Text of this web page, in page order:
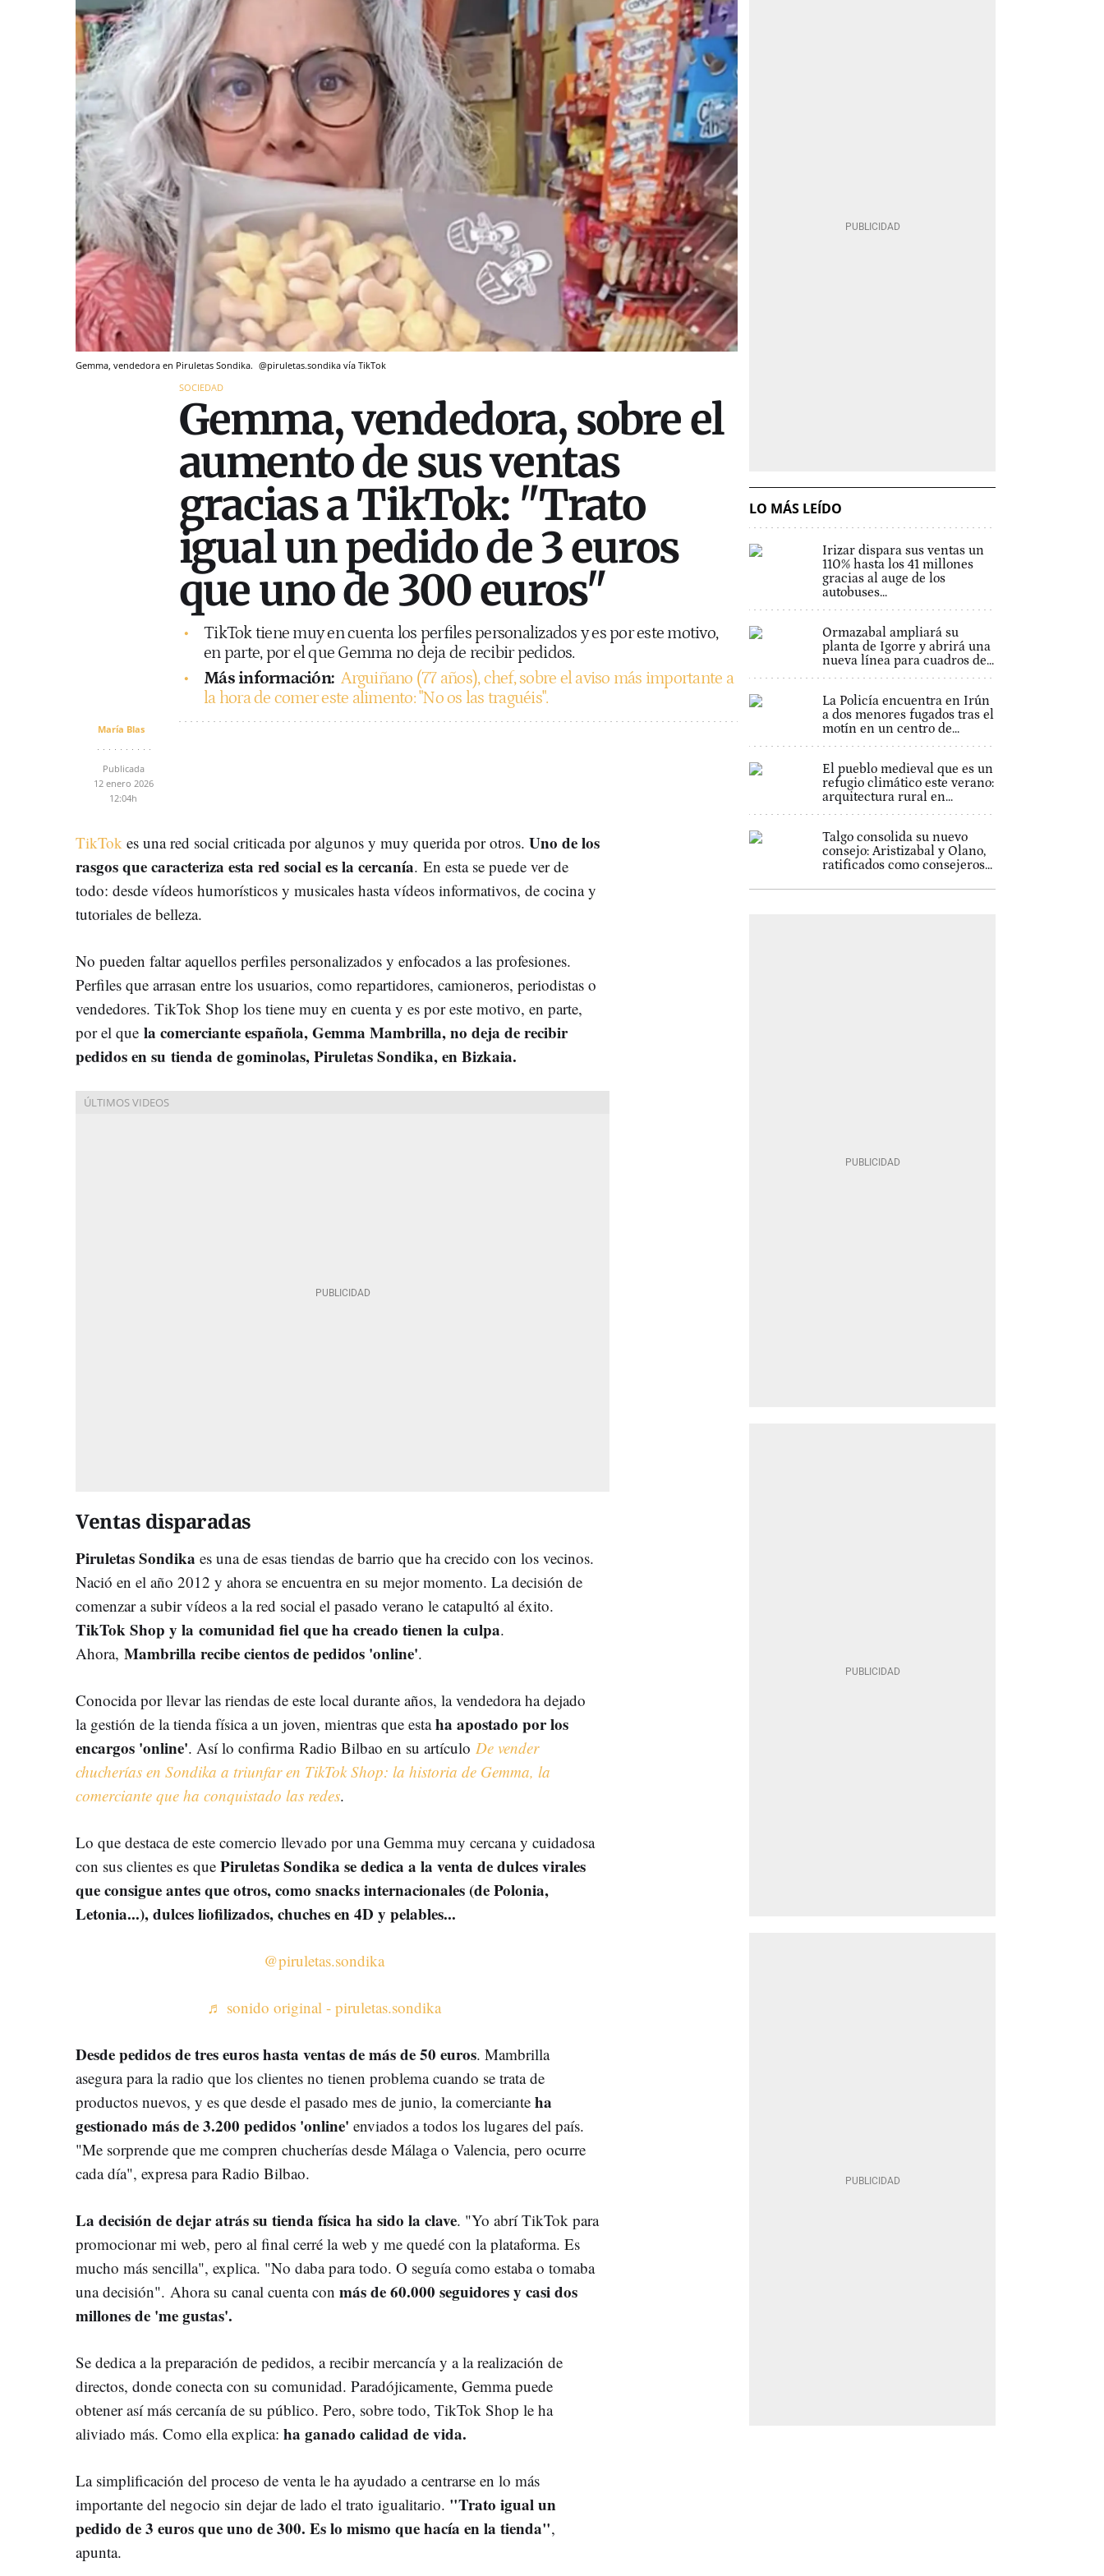
Gemma, vendedora en Piruletas Sondika. @piruletas.sondika vía TikTok
SOCIEDAD
Gemma, vendedora, sobre el
aumento de sus ventas
gracias a TikTok: "Trato
igual un pedido de 3 euros
que uno de 300 euros"
TikTok tiene muy en cuenta los perfiles personalizados y es por este motivo,
en parte, por el que Gemma no deja de recibir pedidos.
Más información: Arguiñano (77 años), chef, sobre el aviso más importante a
la hora de comer este alimento: "No os las traguéis".
María Blas
Publicada
12 enero 2026
12:04h
TikTok es una red social criticada por algunos y muy querida por otros. Uno de los
rasgos que caracteriza esta red social es la cercanía. En esta se puede ver de
todo: desde vídeos humorísticos y musicales hasta vídeos informativos, de cocina y
tutoriales de belleza.
No pueden faltar aquellos perfiles personalizados y enfocados a las profesiones.
Perfiles que arrasan entre los usuarios, como repartidores, camioneros, periodistas o
vendedores. TikTok Shop los tiene muy en cuenta y es por este motivo, en parte,
por el que la comerciante española, Gemma Mambrilla, no deja de recibir
pedidos en su tienda de gominolas, Piruletas Sondika, en Bizkaia.
Ventas disparadas
Piruletas Sondika es una de esas tiendas de barrio que ha crecido con los vecinos.
Nació en el año 2012 y ahora se encuentra en su mejor momento. La decisión de
comenzar a subir vídeos a la red social el pasado verano le catapultó al éxito.
TikTok Shop y la comunidad fiel que ha creado tienen la culpa.
Ahora, Mambrilla recibe cientos de pedidos 'online'.
Conocida por llevar las riendas de este local durante años, la vendedora ha dejado
la gestión de la tienda física a un joven, mientras que estaha apostado por los
encargos 'online'. Así lo confirma Radio Bilbao en su artículo De vender
chucherías en Sondika a triunfar en TikTok Shop: la historia de Gemma, la
comerciante que ha conquistado las redes.
Lo que destaca de este comercio llevado por una Gemma muy cercana y cuidadosa
con sus clientes es que Piruletas Sondika se dedica a la venta de dulces virales
que consigue antes que otros, como snacks internacionales (de Polonia,
Letonia...), dulces liofilizados, chuches en 4D y pelables...
@piruletas.sondika
♬ sonido original - piruletas.sondika
Desde pedidos de tres euroshasta ventas de más de 50 euros. Mambrilla
asegura para la radio que los clientes no tienen problema cuando se trata de
productos nuevos, y es que desde el pasado mes de junio, la comerciante ha
gestionado más de 3.200 pedidos 'online' enviados a todos los lugares del país.
"Me sorprende que me compren chucherías desde Málaga o Valencia, pero ocurre
cada día", expresa para Radio Bilbao.
La decisión de dejar atrás su tienda física ha sido la clave. "Yo abrí TikTok para
promocionar mi web, pero al final cerré la web y me quedé con la plataforma. Es
mucho más sencilla", explica. "No daba para todo. O seguía como estaba o tomaba
una decisión". Ahora su canal cuenta con más de 60.000 seguidores y casi dos
millones de 'me gustas'.
Se dedica a la preparación de pedidos, a recibir mercancía y a la realización de
directos, donde conecta con su comunidad. Paradójicamente, Gemma puede
obtener así más cercanía de su público. Pero, sobre todo, TikTok Shop le ha
aliviado más. Como ella explica: ha ganado calidad de vida.
La simplificación del proceso de venta le ha ayudado a centrarse en lo más
importante del negocio sin dejar de lado el trato igualitario. "Trato igual un
pedido de 3 euros que uno de 300. Es lo mismo que hacía en la tienda",
apunta.
LO MÁS LEÍDO
Irizar dispara sus ventas un
110% hasta los 41 millones
gracias al auge de los
autobuses...
Ormazabal ampliará su
planta de Igorre y abrirá una
nueva línea para cuadros de...
La Policía encuentra en Irún
a dos menores fugados tras el
motín en un centro de...
El pueblo medieval que es un
refugio climático este verano:
arquitectura rural en...
Talgo consolida su nuevo
consejo: Aristizabal y Olano,
ratificados como consejeros...